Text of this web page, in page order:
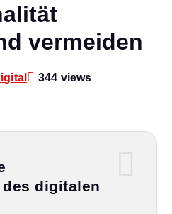
vermeiden
344 views
digitalen